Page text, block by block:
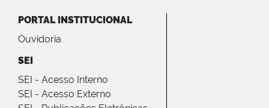
PORTAL INSTITUCIONAL
Ouvidoria
SEI
SEI - Acesso Interno
SEI - Acesso Externo